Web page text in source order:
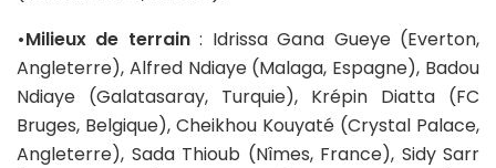
•Milieux de terrain: Idrissa Gana Gueye (Everton,
Angleterre), Alfred Ndiaye (Malaga, Espagne), Badou
Ndiaye (Galatasaray, Turquie), Krépin Diatta (FC
Bruges, Belgique), Cheikhou Kouyaté (Crystal Palace,
Angleterre), Sada Thioub (Nîmes, France), Sidy Sarr